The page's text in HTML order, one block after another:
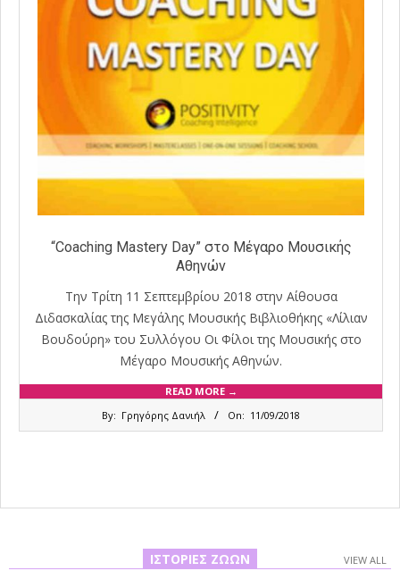
“Coaching Mastery Day” στο Μέγαρο Μουσικής
Αθηνών
Την Τρίτη 11 Σεπτεμβρίου 2018 στην Αίθουσα
Διδασκαλίας της Μεγάλης Μουσικής Βιβλιοθήκης «Λίλιαν
Βουδούρη» του Συλλόγου Οι Φίλοι της Μουσικής στο
Μέγαρο Μουσικής Αθηνών.
READ MORE →
By: Γρηγόρης Δανιήλ On: 11/09/2018
ΙΣΤΟΡΊΕΣ ΖΏΩΝ VIEW ALL